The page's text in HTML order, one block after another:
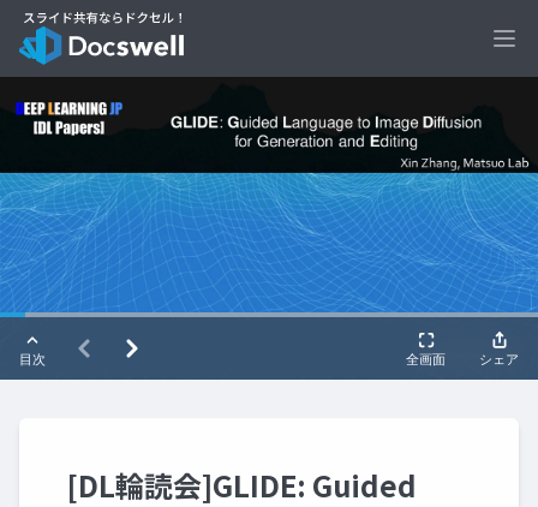
[DL輪読会]GLIDE: Guided